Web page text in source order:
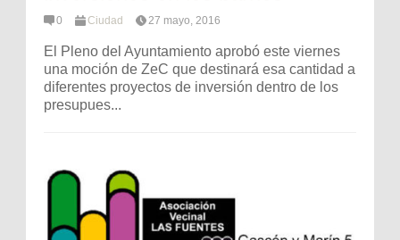
0 Ciudad 27 mayo, 2016
El Pleno del Ayuntamiento aprobó este viernes
una moción de ZeC que destinará esa cantidad a
diferentes proyectos de inversión dentro de los
presupues...